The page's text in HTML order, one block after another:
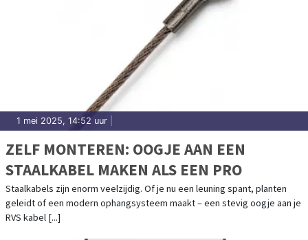
1 mei 2025, 14:52 uur
ZELF MONTEREN: OOGJE AAN EEN
STAALKABEL MAKEN ALS EEN PRO
Staalkabels zijn enorm veelzijdig. Of je nu een leuning spant, planten
geleidt of een modern ophangsysteem maakt – een stevig oogje aan je
RVS kabel [...]